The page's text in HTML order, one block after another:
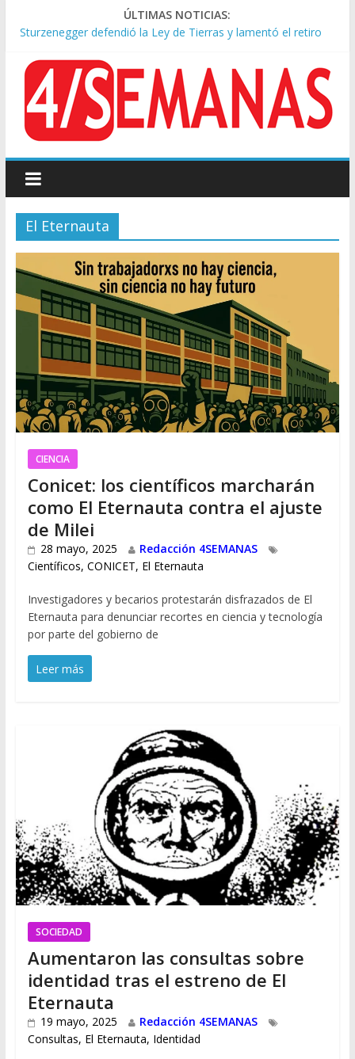
ÚLTIMAS NOTICIAS:
Sturzenegger defendió la Ley de Tierras y lamentó el retiro
del capítulo de extranjerización
Sáenz endurece su postura: rechaza cambios en Manejo del
Fuego y defiende la Ley de Tierras
Tormentas severas y fuertes ráfagas de viento: alerta del
Servicio Meteorológico
Los alquileres de departamentos en la CABA aumentaron
Represión frente al Congreso: tres detenidos durante la
protesta contra la Ley de Propiedad Privada
El Eternauta
CIENCIA
Conicet: los científicos marcharán
como El Eternauta contra el ajuste
de Milei
28 mayo, 2025
Redacción 4SEMANAS
Científicos, CONICET, El Eternauta
Investigadores y becarios protestarán disfrazados de El
Eternauta para denunciar recortes en ciencia y tecnología
por parte del gobierno de
Leer más
SOCIEDAD
Aumentaron las consultas sobre
identidad tras el estreno de El
Eternauta
19 mayo, 2025
Redacción 4SEMANAS
Consultas, El Eternauta, Identidad